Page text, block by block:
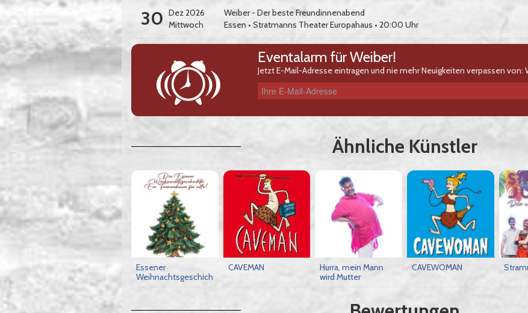
30 Dez 2026
Mittwoch
Weiber - Der beste Freundinnenabend
Essen •Stratmanns Theater Europahaus • 20:00 Uhr
Eventalarm für Weiber!
Jetzt E-Mail-Adresse eintragen und nie mehr Neuigkeiten verpassen von:
Ihre E-Mail-Adresse
Ähnliche Künstler
Essener
Weihnachtsgeschichte
CAVEMAN
Hurra, mein Mann
wird Mutter
CAVEWOMAN